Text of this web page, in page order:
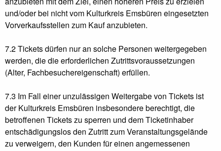
und/oder bei nicht vom Kulturkreis Emsbüren eingesetzten
Vorverkaufsstellen zum Kauf anzubieten.
7.2 Tickets dürfen nur an solche Personen weitergegeben
werden, die die erforderlichen Zutrittsvoraussetzungen
(Alter, Fachbesuchereigenschaft) erfüllen.
7.3 Im Fall einer unzulässigen Weitergabe von Tickets ist
der Kulturkreis Emsbüren insbesondere berechtigt, die
betroffenen Tickets zu sperren und dem Ticketinhaber
entschädigungslos den Zutritt zum Veranstaltungsgelände
zu verweigern, den Kunden für einen angemessenen